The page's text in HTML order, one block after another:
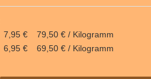
7,95 €
79,50 € / Kilogramm
6,95 € 69,50 € / Kilogramm